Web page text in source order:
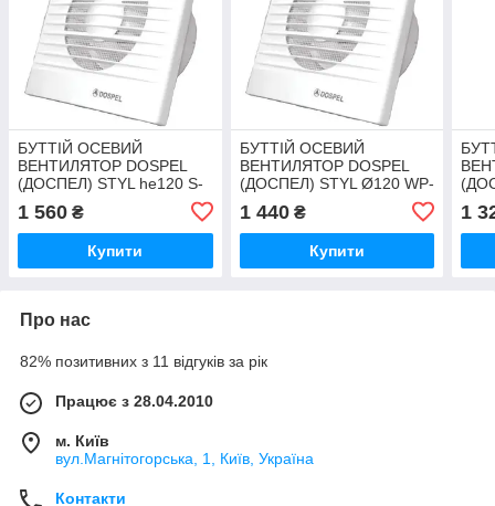
БУТТІЙ ОСЕВИЙ
ВЕНТИЛЯТОР DOSPEL
(ДОСПЕЛ) STYL he120 S-
КЛАПАНОМ)
1 560 ₴
Купити
БУТТІЙ ОСЕВИЙ
ВЕНТИЛЯТОР DOSPEL
(ДОСПЕЛ) STYL Ø120 WP-
КЛАПАНОМ)
1 440₴
Купити
1
Про нас
82% позитивних з 11 відгуків за рік
Працює з 28.04.2010
м. Київ
вул.Магнітогорська, 1, Київ, Україна
Контакти